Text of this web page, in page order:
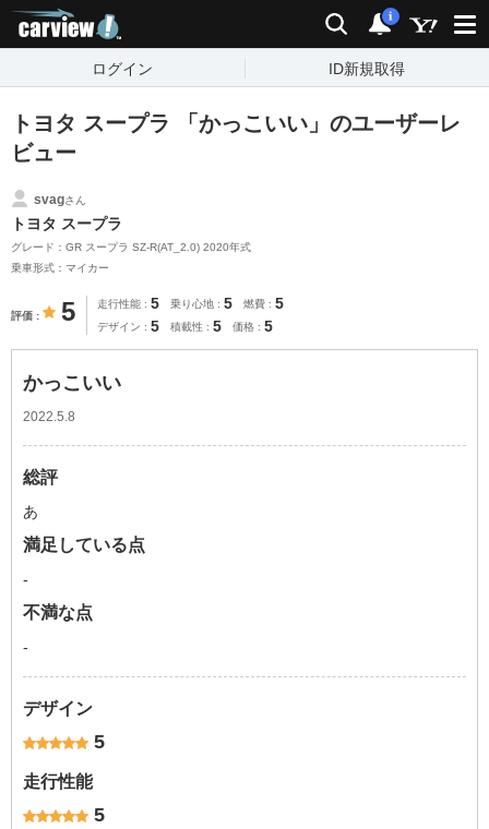
検索 通知
i
ログイン ID新規取得
トヨタ スープラ 「かっこいい」のユーザーレ
ビュー
svagさん
トヨタ スープラ
グレード：GR スープラ SZ-R(AT_2.0) 2020年式
乗車形式：マイカー
評価 5 走行性能 5 乗り心地 5 燃費 5
デザイン 5 積載性 5 価格 5
かっこいい
2022.5.8
総評
あ
満足している点
-
不満な点
-
デザイン
5
走行性能
5